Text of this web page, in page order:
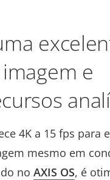
e
4K a 15 fps para
mesmo em
no AXIS OS, é